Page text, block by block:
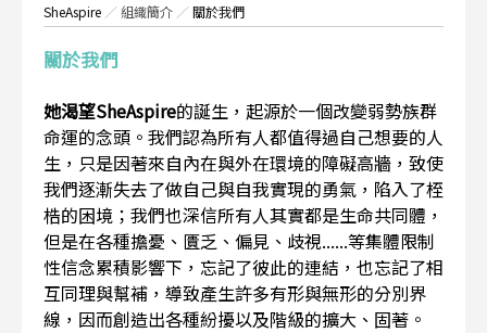
SheAspire ／組織簡介 ／關於我們
關於我們
她渴望SheAspire的誕生，起源於一個改變弱勢族群
命運的念頭。我們認為所有人都值得過自己想要的人
生，只是因著來自內在與外在環境的障礙高牆，致使
我們逐漸失去了做自己與自我實現的勇氣，陷入了桎
梏的困境；我們也深信所有人其實都是生命共同體，
但是在各種擔憂、匱乏、偏見、歧視......等集體限制
性信念累積影響下，忘記了彼此的連結，也忘記了相
互同理與幫補，導致產生許多有形與無形的分別界
線，因而創造出各種紛擾以及階級的擴大、固著。